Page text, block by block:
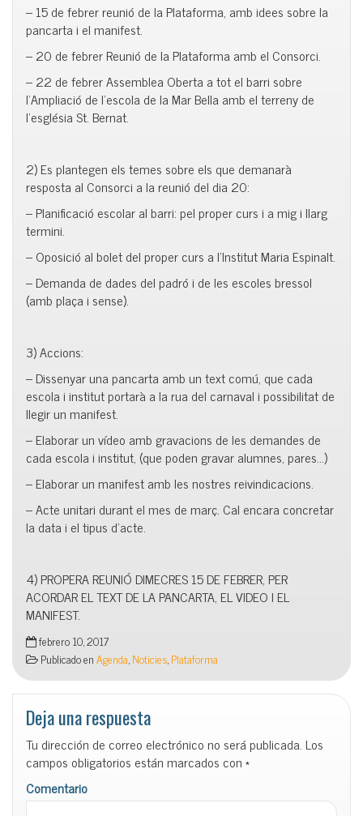
– 15 de febrer reunió de la Plataforma, amb idees sobre la
pancarta i el manifest.
– 20 de febrer Reunió de la Plataforma amb el Consorci.
– 22 de febrer Assemblea Oberta a tot el barri sobre
l’Ampliació de l’escola de la Mar Bella amb el terreny de
l’església St. Bernat.
2) Es plantegen els temes sobre els que demanarà
resposta al Consorci a la reunió del dia 20:
– Planificació escolar al barri: pel proper curs i a mig i llarg
termini.
– Oposició al bolet del proper curs a l’Institut Maria Espinalt.
– Demanda de dades del padró i de les escoles bressol
(amb plaça i sense).
3) Accions:
– Dissenyar una pancarta amb un text comú, que cada
escola i institut portarà a la rua del carnaval i possibilitat de
llegir un manifest.
– Elaborar un vídeo amb gravacions de les demandes de
cada escola i institut, (que poden gravar alumnes, pares…)
– Elaborar un manifest amb les nostres reivindicacions.
– Acte unitari durant el mes de març. Cal encara concretar
la data i el tipus d’acte.
4) PROPERA REUNIÓ DIMECRES 15 DE FEBRER, PER
ACORDAR EL TEXT DE LA PANCARTA, EL VIDEO I EL
MANIFEST.
febrero 10, 2017
Publicado enAgenda,Noticies,Plataforma
Deja una respuesta
Tu dirección de correo electrónico no será publicada.Los
campos obligatorios están marcados con*
Comentario